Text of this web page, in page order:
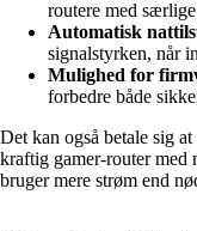
routere med
Automatisk
signalstyrken, når
Mulighed for
forbedre både
Det kan også betale sig
kraftig gamer-router med
bruger mere strøm end